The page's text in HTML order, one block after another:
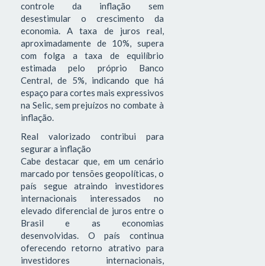
controle da inflação sem
desestimular o crescimento da
economia. A taxa de juros real,
aproximadamente de 10%, supera
com folga a taxa de equilíbrio
estimada pelo próprio Banco
Central, de 5%, indicando que há
espaço para cortes mais expressivos
na Selic, sem prejuízos no combate à
inflação.
Real valorizado contribui para
segurar a inflação
Cabe destacar que, em um cenário
marcado por tensões geopolíticas, o
país segue atraindo investidores
internacionais interessados no
elevado diferencial de juros entre o
Brasil e as economias
desenvolvidas. O país continua
oferecendo retorno atrativo para
investidores internacionais,